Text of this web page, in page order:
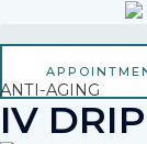
ANTI-AGING
IV DRIP